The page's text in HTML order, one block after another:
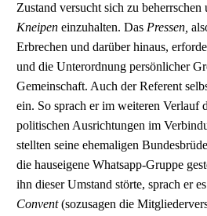
Zustand versucht sich zu beherrschen
Kneipeneinzuhalten. Das Pressen,
Erbrechen und darüber hinaus,
und die Unterordnung persönlicher
Gemeinschaft. Auch der Referent
ein. So sprach er im weiteren Verlauf
politischen Ausrichtungen im
stellten seine ehemaligen
die hauseigene Whatsapp-Gruppe
ihn dieser Umstand störte, sprach er
Convent(sozusagen die